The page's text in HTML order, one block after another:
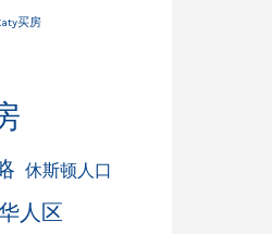
买房
休斯顿人口
人区